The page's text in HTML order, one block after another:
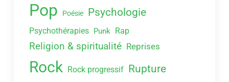
Pop Poésie Psychologie
Psychothérapies Punk Rap
Religion & spiritualité Reprises
Rock Rock progressif Rupture